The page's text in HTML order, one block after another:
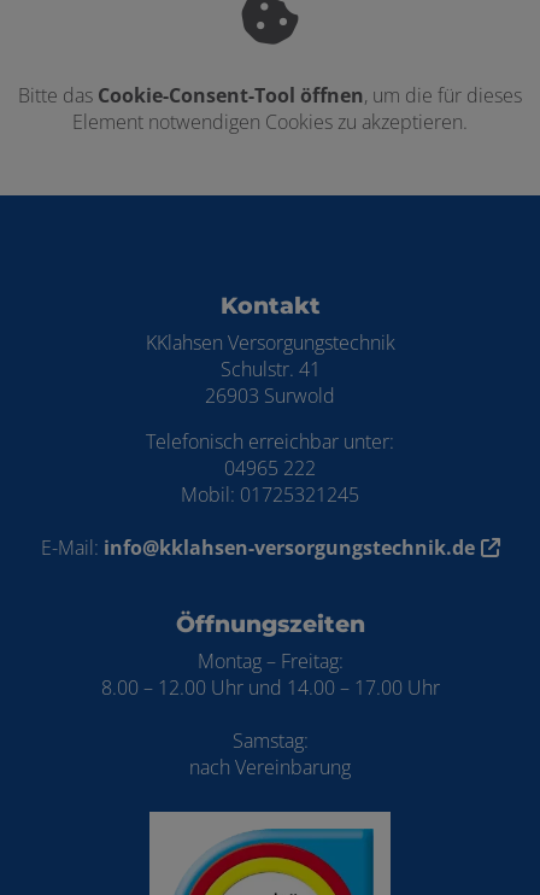
Bitte das Cookie-Consent-Tool öffnen, um die für dieses
Element notwendigen Cookies zu akzeptieren.
Kontakt
KKlahsen Versorgungstechnik
Schulstr. 41
26903 Surwold
Telefonisch erreichbar unter:
04965 222
Mobil: 01725321245
E-Mail: info@kklahsen-versorgungstechnik.de
Öffnungszeiten
Montag – Freitag:
8.00 – 12.00 Uhr und 14.00 – 17.00 Uhr
Samstag:
nach Vereinbarung